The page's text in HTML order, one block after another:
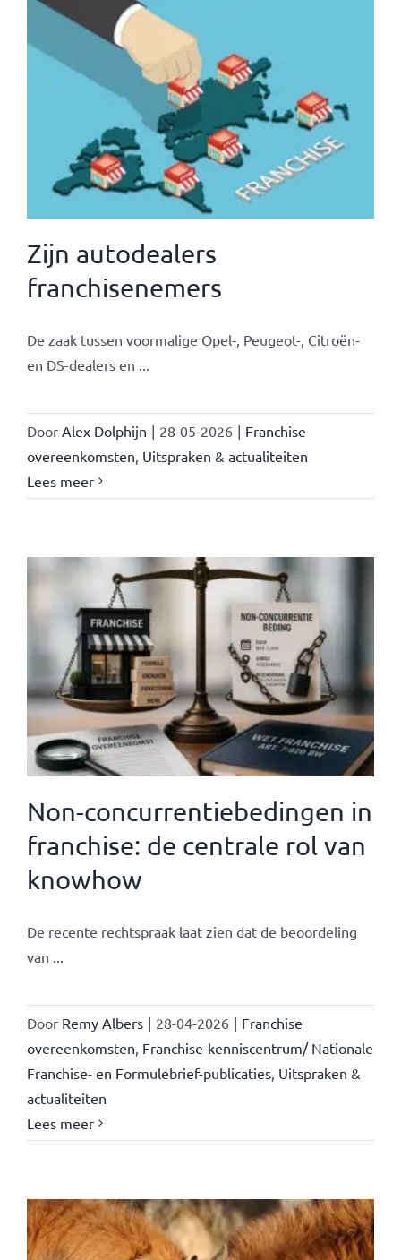
Zijn autodealers
franchisenemers
De zaak tussen voormalige Opel-, Peugeot-, Citroën-
en DS-dealers en ...
Door Alex Dolphijn | 28-05-2026 | Franchise
overeenkomsten Uitspraken & actualiteiten
Lees meer
Non-concurrentiebedingen in
franchise: de centrale rol van
knowhow
De recente rechtspraak laat zien dat de beoordeling
van ...
Door Remy Albers | 28-04-2026 | Franchise
overeenkomsten Franchise-kenniscentrum/ Nationale
Franchise- en Formulebrief-publicaties Uitspraken &
actualiteiten
Lees meer